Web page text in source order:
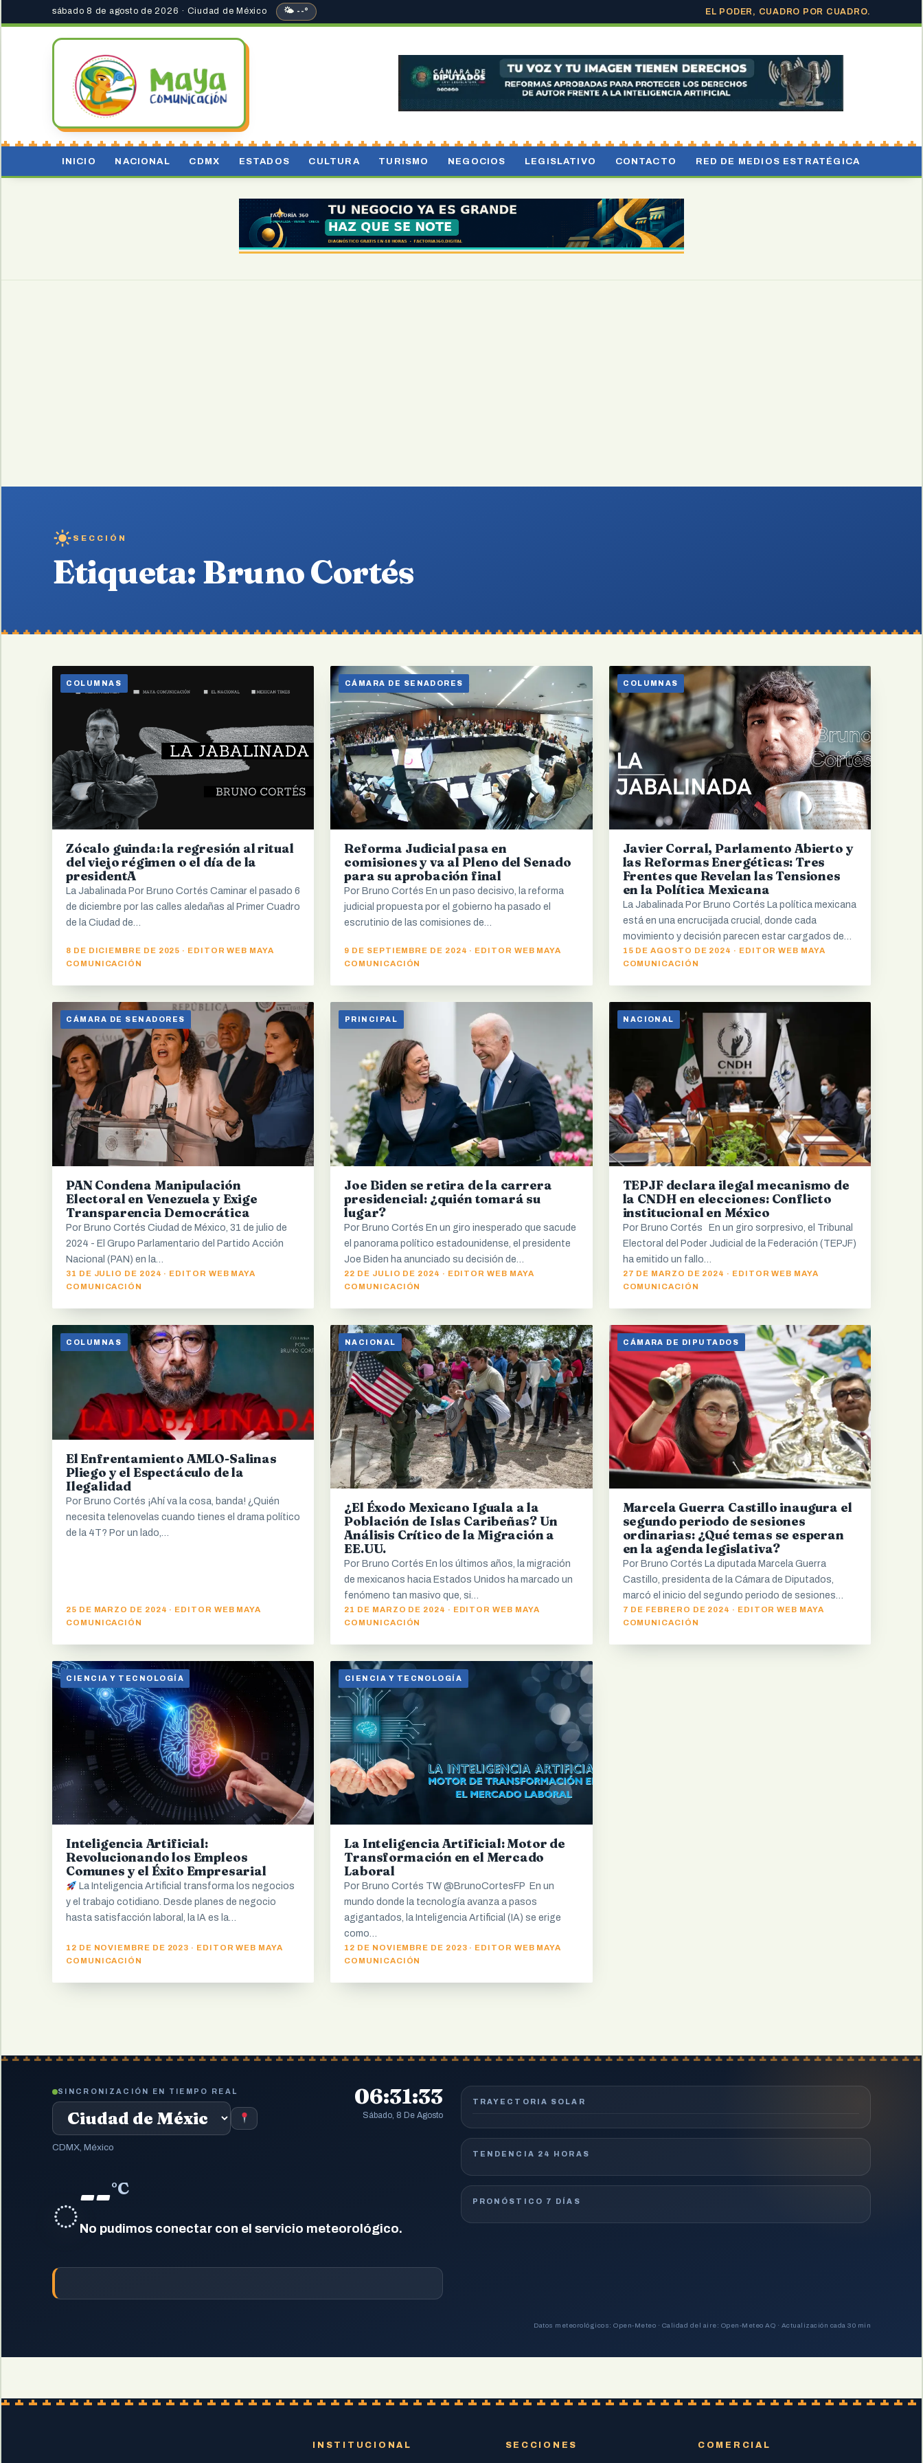
sábado 8 de agosto de 2026 · Ciudad de México 🌤 --° EL PODER, CUADRO POR CUADRO.
INICIO NACIONAL CDMX ESTADOS CULTURA TURISMO NEGOCIOS LEGISLATIVO CONTACTO RED DE MEDIOS ESTRATÉGICA
SECCIÓN
Etiqueta: Bruno Cortés
COLUMNAS
Zócalo guinda: la regresión al ritual
del viejo régimen o el día de la
presidentA
La Jabalinada Por Bruno Cortés Caminar el pasado 6
de diciembre por las calles aledañas al Primer Cuadro
de la Ciudad de…
8 DE DICIEMBRE DE 2025 · EDITOR WEB MAYA
COMUNICACIÓN
CÁMARA DE SENADORES
Reforma Judicial pasa en
comisiones y va al Pleno del Senado
para su aprobación final
Por Bruno Cortés En un paso decisivo, la reforma
judicial propuesta por el gobierno ha pasado el
escrutinio de las comisiones de…
9 DE SEPTIEMBRE DE 2024 · EDITOR WEB MAYA
COMUNICACIÓN
COLUMNAS
Javier Corral, Parlamento Abierto y
las Reformas Energéticas: Tres
Frentes que Revelan las Tensiones
en la Política Mexicana
La Jabalinada Por Bruno Cortés La política mexicana
está en una encrucijada crucial, donde cada
movimiento y decisión parecen estar cargados de…
15 DE AGOSTO DE 2024 · EDITOR WEB MAYA
COMUNICACIÓN
CÁMARA DE SENADORES
PAN Condena Manipulación
Electoral en Venezuela y Exige
Transparencia Democrática
Por Bruno Cortés Ciudad de México, 31 de julio de
2024 - El Grupo Parlamentario del Partido Acción
Nacional (PAN) en la…
31 DE JULIO DE 2024 · EDITOR WEB MAYA
COMUNICACIÓN
PRINCIPAL
Joe Biden se retira de la carrera
presidencial: ¿quién tomará su
lugar?
Por Bruno Cortés En un giro inesperado que sacude
el panorama político estadounidense, el presidente
Joe Biden ha anunciado su decisión de…
22 DE JULIO DE 2024 · EDITOR WEB MAYA
COMUNICACIÓN
NACIONAL
TEPJF declara ilegal mecanismo de
la CNDH en elecciones: Conflicto
institucional en México
Por Bruno Cortés En un giro sorpresivo, el Tribunal
Electoral del Poder Judicial de la Federación (TEPJF)
ha emitido un fallo…
27 DE MARZO DE 2024 · EDITOR WEB MAYA
COMUNICACIÓN
COLUMNAS
El Enfrentamiento AMLO-Salinas
Pliego y el Espectáculo de la
Ilegalidad
Por Bruno Cortés ¡Ahí va la cosa, banda! ¿Quién
necesita telenovelas cuando tienes el drama político
de la 4T? Por un lado,…
25 DE MARZO DE 2024 · EDITOR WEB MAYA
COMUNICACIÓN
NACIONAL
¿El Éxodo Mexicano Iguala a la
Población de Islas Caribeñas? Un
Análisis Crítico de la Migración a
EE.UU.
Por Bruno Cortés En los últimos años, la migración
de mexicanos hacia Estados Unidos ha marcado un
fenómeno tan masivo que, si…
21 DE MARZO DE 2024 · EDITOR WEB MAYA
COMUNICACIÓN
CÁMARA DE DIPUTADOS
Marcela Guerra Castillo inaugura el
segundo periodo de sesiones
ordinarias: ¿Qué temas se esperan
en la agenda legislativa?
Por Bruno Cortés La diputada Marcela Guerra
Castillo, presidenta de la Cámara de Diputados,
marcó el inicio del segundo periodo de sesiones…
7 DE FEBRERO DE 2024 · EDITOR WEB MAYA
COMUNICACIÓN
CIENCIA Y TECNOLOGÍA
Inteligencia Artificial:
Revolucionando los Empleos
Comunes y el Éxito Empresarial
La Inteligencia Artificial transforma los negocios
y el trabajo cotidiano. Desde planes de negocio
hasta satisfacción laboral, la IA es la…
12 DE NOVIEMBRE DE 2023 · EDITOR WEB MAYA
COMUNICACIÓN
CIENCIA Y TECNOLOGÍA
La Inteligencia Artificial: Motor de
Transformación en el Mercado
Laboral
Por Bruno Cortés TW @BrunoCortesFP En un
mundo donde la tecnología avanza a pasos
agigantados, la Inteligencia Artificial (IA) se erige
como…
12 DE NOVIEMBRE DE 2023 · EDITOR WEB MAYA
COMUNICACIÓN
SINCRONIZACIÓN EN TIEMPO REAL
CDMX, México
06:31:35
Sábado, 8 De Agosto
◌--°C
No pudimos conectar con el servicio meteorológico.
TRAYECTORIA SOLAR
TENDENCIA 24 HORAS
PRONÓSTICO 7 DÍAS
Datos meteorológicos: Open-Meteo · Calidad del aire: Open-Meteo AQ · Actualización cada 30 min
INSTITUCIONAL SECCIONES COMERCIAL